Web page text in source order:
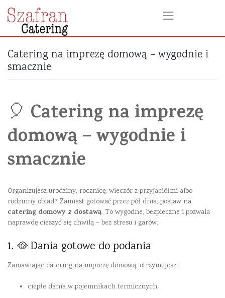
Catering na imprezę domową – wygodnie i
smacznie
🎈 Catering na imprezę
domową – wygodnie i
smacznie
Organizujesz urodziny, rocznicę, wieczór z przyjaciółmi albo
rodzinny obiad? Zamiast gotować przez pół dnia, postaw na
catering domowy z dostawą. To wygodne, bezpieczne i pozwala
naprawdę cieszyć się chwilą – bez stresu i garów.
1. 🥘 Dania gotowe do podania
Zamawiając catering na imprezę domową, otrzymujesz:
ciepłe dania w pojemnikach termicznych,